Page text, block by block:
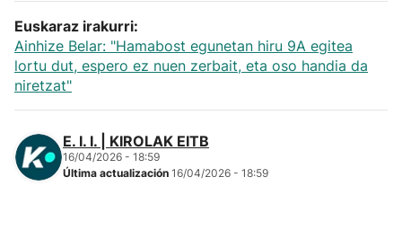
Carreras de montaña
Más deportes
"Helmuga"
Euskaraz irakurri:
Ainhize Belar: "Hamabost egunetan hiru 9A egitea
lortu dut, espero ez nuen zerbait, eta oso handia da
niretzat"
E. I. I. | KIROLAK EITB
16/04/2026 - 18:59
Última actualización 16/04/2026 - 18:59